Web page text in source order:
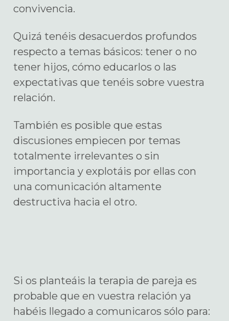
convivencia.
Quizá tenéis desacuerdos profundos
respecto a temas básicos: tener o no
tener hijos, cómo educarlos o las
expectativas que tenéis sobre vuestra
relación.
También es posible que estas
discusiones empiecen por temas
totalmente irrelevantes o sin
importancia y explotáis por ellas con
una comunicación altamente
destructiva hacia el otro.
Si os planteáis la terapia de pareja es
probable que en vuestra relación ya
habéis llegado a comunicaros sólo para: